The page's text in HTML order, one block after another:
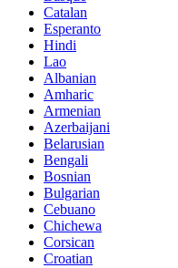
Catalan
Esperanto
Hindi
Lao
Albanian
Amharic
Armenian
Azerbaijani
Belarusian
Bengali
Bosnian
Bulgarian
Cebuano
Chichewa
Corsican
Croatian